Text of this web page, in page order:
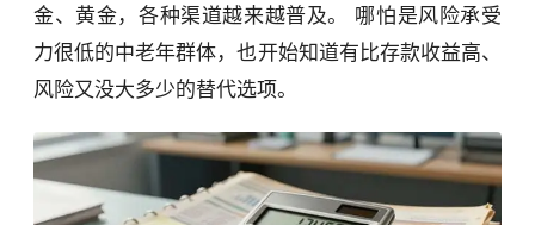
金、黄金，各种渠道越来越普及。 哪怕是风险承受
力很低的中老年群体，也开始知道有比存款收益高、
风险又没大多少的替代选项。